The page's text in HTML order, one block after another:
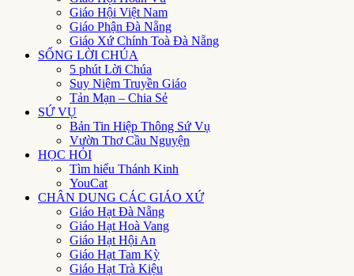
Giáo Hội Việt Nam
Giáo Phận Đà Nẵng
Giáo Xứ Chính Toà Đà Nẵng
SỐNG LỜI CHÚA
5 phút Lời Chúa
Suy Niệm Truyền Giáo
Tản Mạn – Chia Sẻ
SỨ VỤ
Bản Tin Hiệp Thông Sứ Vụ
Vườn Thơ Cầu Nguyện
HỌC HỎI
Tìm hiểu Thánh Kinh
YouCat
CHÂN DUNG CÁC GIÁO XỨ
Giáo Hạt Đà Nẵng
Giáo Hạt Hoà Vang
Giáo Hạt Hội An
Giáo Hạt Tam Kỳ
Giáo Hạt Trà Kiệu